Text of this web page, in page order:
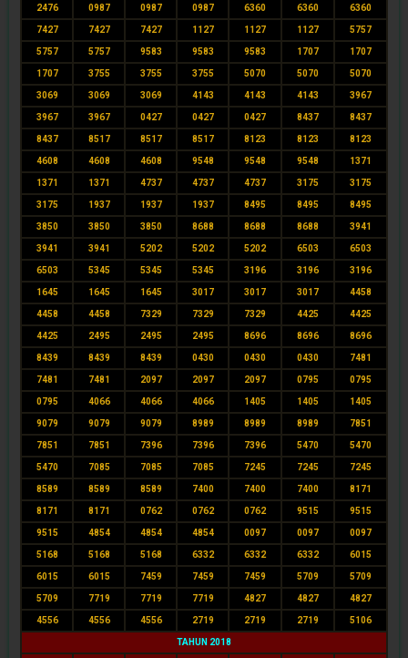
2476 0987 0987 0987 6360 6360 6360
7427 7427 7427 1127 1127 1127 5757
5757 5757 9583 9583 9583 1707 1707
1707 3755 3755 3755 5070 5070 5070
3069 3069 3069 4143 4143 4143 3967
3967 3967 0427 0427 0427 8437 8437
8437 8517 8517 8517 8123 8123 8123
4608 4608 4608 9548 9548 9548 1371
1371 1371 4737 4737 4737 3175 3175
3175 1937 1937 1937 8495 8495 8495
3850 3850 3850 8688 8688 8688 3941
3941 3941 5202 5202 5202 6503 6503
6503 5345 5345 5345 3196 3196 3196
1645 1645 1645 3017 3017 3017 4458
4458 4458 7329 7329 7329 4425 4425
4425 2495 2495 2495 8696 8696 8696
8439 8439 8439 0430 0430 0430 7481
7481 7481 2097 2097 2097 0795 0795
0795 4066 4066 4066 1405 1405 1405
9079 9079 9079 8989 8989 8989 7851
7851 7851 7396 7396 7396 5470 5470
5470 7085 7085 7085 7245 7245 7245
8589 8589 8589 7400 7400 7400 8171
8171 8171 0762 0762 0762 9515 9515
9515 4854 4854 4854 0097 0097 0097
5168 5168 5168 6332 6332 6332 6015
6015 6015 7459 7459 7459 5709 5709
5709 7719 7719 7719 4827 4827 4827
4556 4556 4556 2719 2719 2719 5106
TAHUN 2018